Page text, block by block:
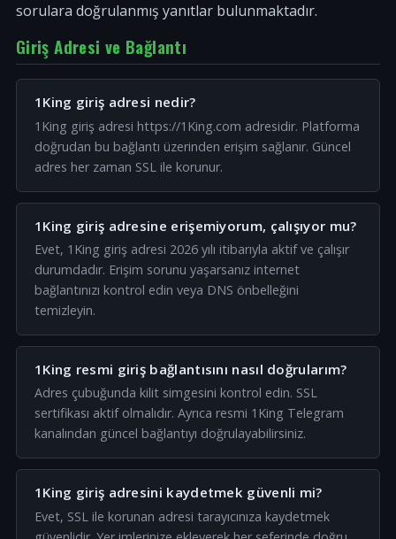
sorulara doğrulanmış yanıtlar bulunmaktadır.
Giriş Adresi ve Bağlantı
1King giriş adresi nedir?
1King giriş adresi https://1King.com adresidir. Platforma
doğrudan bu bağlantı üzerinden erişim sağlanır. Güncel
adres her zaman SSL ile korunur.
1King giriş adresine erişemiyorum, çalışıyor mu?
Evet, 1King giriş adresi 2026 yılı itibarıyla aktif ve çalışır
durumdadır. Erişim sorunu yaşarsanız internet
bağlantınızı kontrol edin veya DNS önbelleğini
temizleyin.
1King resmi giriş bağlantısını nasıl doğrularım?
Adres çubuğunda kilit simgesini kontrol edin. SSL
sertifikası aktif olmalıdır. Ayrıca resmi 1King Telegram
kanalından güncel bağlantıyı doğrulayabilirsiniz.
1King giriş adresini kaydetmek güvenli mi?
Evet, SSL ile korunan adresi tarayıcınıza kaydetmek